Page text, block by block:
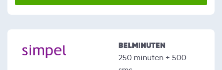
BELMINUTEN
250 minuten + 500